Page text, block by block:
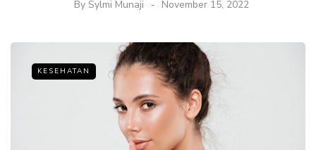
By Sylmi Munaji November 15, 2022
KESEHATAN